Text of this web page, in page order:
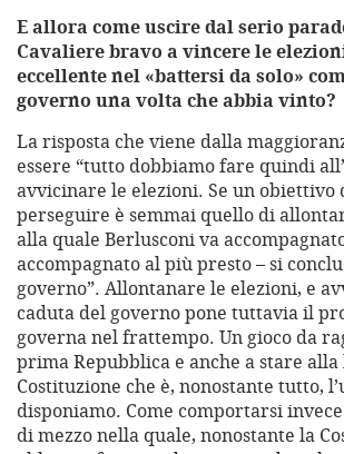
E allora come uscire dal serio
Cavaliere bravo a vincere le
eccellente nel «battersi da solo»
governo una volta che abbia vinto?
La risposta che viene dalla
essere “tutto dobbiamo fare quindi
avvicinare le elezioni. Se un obiettivo
perseguire è semmai quello di
alla quale Berlusconi va
accompagnato al più presto – si
governo”. Allontanare le elezioni, e
caduta del governo pone tuttavia il
governa nel frattempo. Un gioco da
prima Repubblica e anche a stare
Costituzione che è, nonostante tutto,
disponiamo. Come comportarsi
di mezzo nella quale, nonostante la